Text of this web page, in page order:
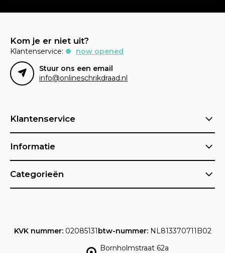
Kom je er niet uit?
Klantenservice:
now opened
Stuur ons een email
info@onlineschrikdraad.nl
Klantenservice
Informatie
Categorieën
Bornholmstraat 62a
KVK nummer:02085131 btw-nummer:NL813370711B02